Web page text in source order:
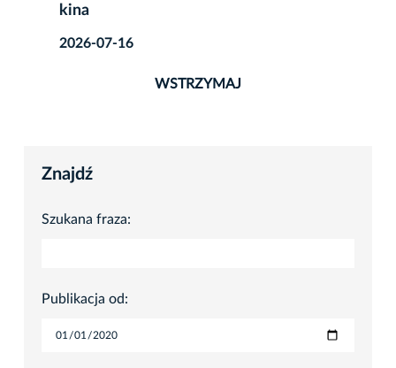
2026-07-16
WSTRZYMAJ
Znajdź
Szukana fraza:
Publikacja od: